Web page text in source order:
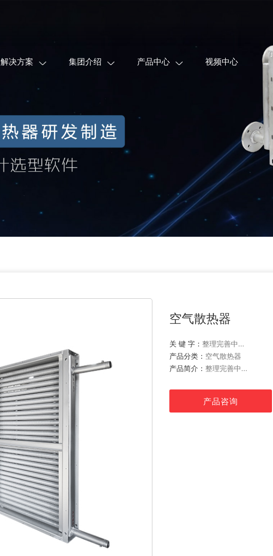
解决方案 集团介绍 产品中心 视频中心
空气散热器
关 键 字： 整理完善中...
产品分类： 空气散热器
产品简介： 整理完善中...
产品咨询